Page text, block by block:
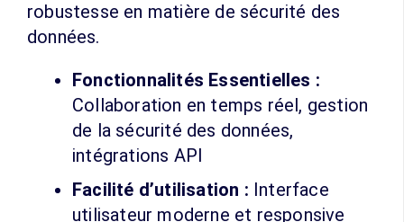
robustesse en matière de sécurité des
données.
Fonctionnalités Essentielles :
Collaboration en temps réel, gestion
de la sécurité des données,
intégrations API
Facilité d’utilisation : Interface
utilisateur moderne et responsive